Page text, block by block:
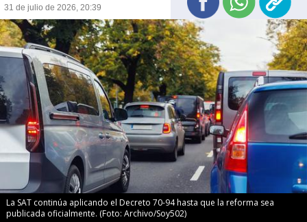
31 de julio de 2026, 20:39
La SAT continúa aplicando el Decreto 70-94 hasta que la reforma sea
publicada oficialmente. (Foto: Archivo/Soy502)